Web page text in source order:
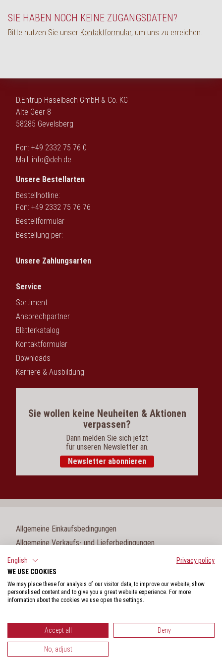
SIE HABEN NOCH KEINE ZUGANGSDATEN?
Bitte nutzen Sie unser Kontaktformular, um uns zu erreichen.
D.Entrup-Haselbach GmbH & Co. KG
Alte Geer 8
58285 Gevelsberg
Fon: +49 2332 75 76 0
Mail: info@deh.de
Unsere Bestellarten
Bestellhotline:
Fon: +49 2332 75 76 76
Bestellformular
Bestellung per:
Unsere Zahlungsarten
Service
Sortiment
Ansprechpartner
Blätterkatalog
Kontaktformular
Downloads
Karriere & Ausbildung
Sie wollen keine Neuheiten & Aktionen
verpassen?
Dann melden Sie sich jetzt
für unseren Newsletter an.
Newsletter abonnieren
Allgemeine Einkaufsbedingungen
Allgemeine Verkaufs- und Lieferbedingungen
Impressum
Datenschutz
English
English
Privacy policy
WE USE COOKIES
We may place these for analysis of our visitor data, to improve our website, show
personalised content and to give you a great website experience. For more
information about the cookies we use open the settings.
Accept all Deny
No, adjust